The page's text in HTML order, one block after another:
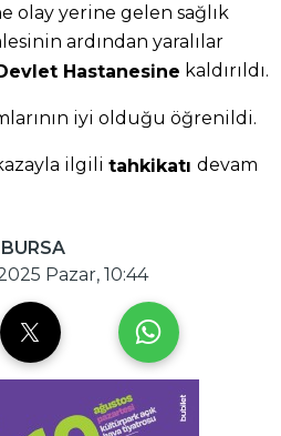
olay yerine gelen sağlık
ardından yaralılar
Hastanesine kaldırıldı.
iyi olduğu öğrenildi.
ilgili tahkikatı devam
BURSA
Pazar, 10:44